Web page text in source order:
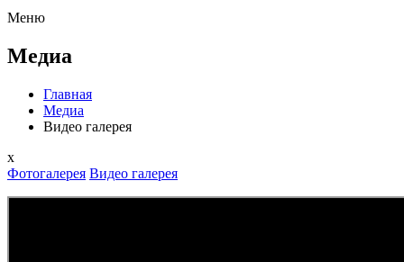
Меню
Медиа
Главная
Медиа
Видео галерея
x
Фотогалерея Видео галерея